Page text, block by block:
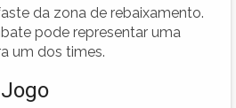
da zona de rebaixamento.
pode representar uma
um dos times.